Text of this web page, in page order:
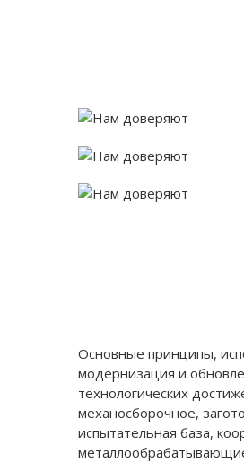
Основные принципы,
модернизация и
технологических
механосборочное,
испытательная база,